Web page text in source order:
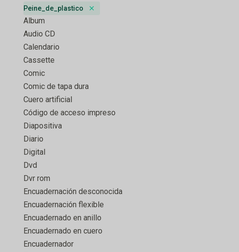
Peine_de_plastico
Remove badge
Album
Audio CD
Calendario
Cassette
Comic
Comic de tapa dura
Cuero artificial
Código de acceso impreso
Diapositiva
Diario
Digital
Dvd
Dvr rom
Encuadernación desconocida
Encuadernación flexible
Encuadernado en anillo
Encuadernado en cuero
Encuadernador